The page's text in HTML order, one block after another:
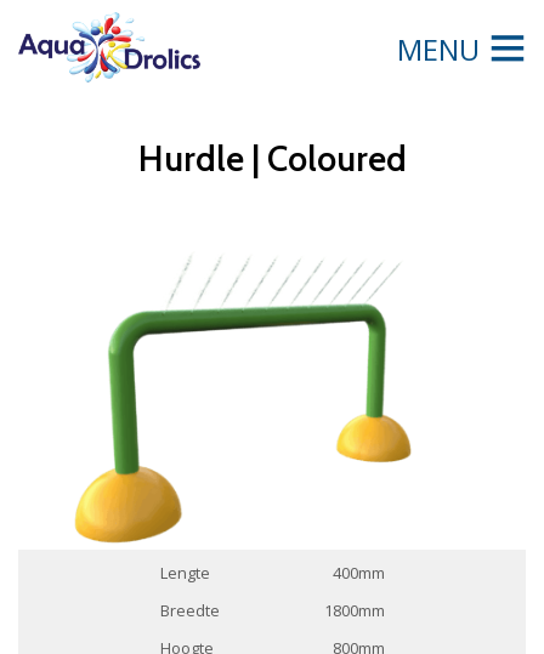
MENU
Hurdle | Coloured
Lengte
400mm
Breedte
1800mm
Hoogte
800mm